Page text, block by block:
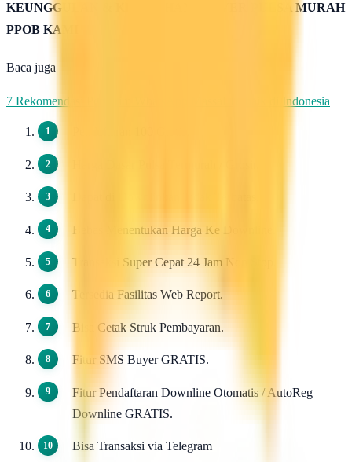
KEUNGGULAN & KELEBIHAN SERVER PULSA MURAH
PPOB KAMI
Baca juga
7 Rekomendasi Pengirim WhatsApp Massal Terbaik di Indonesia
Bebas Menentukan Harga Ke Downline.
Transaksi Super Cepat 24 Jam Non Stop.
Tersedia Fasilitas Web Report.
Bisa Cetak Struk Pembayaran.
Fitur SMS Buyer GRATIS.
Fitur Pendaftaran Downline Otomatis / AutoReg
Downline GRATIS.
Bisa Transaksi via Telegram